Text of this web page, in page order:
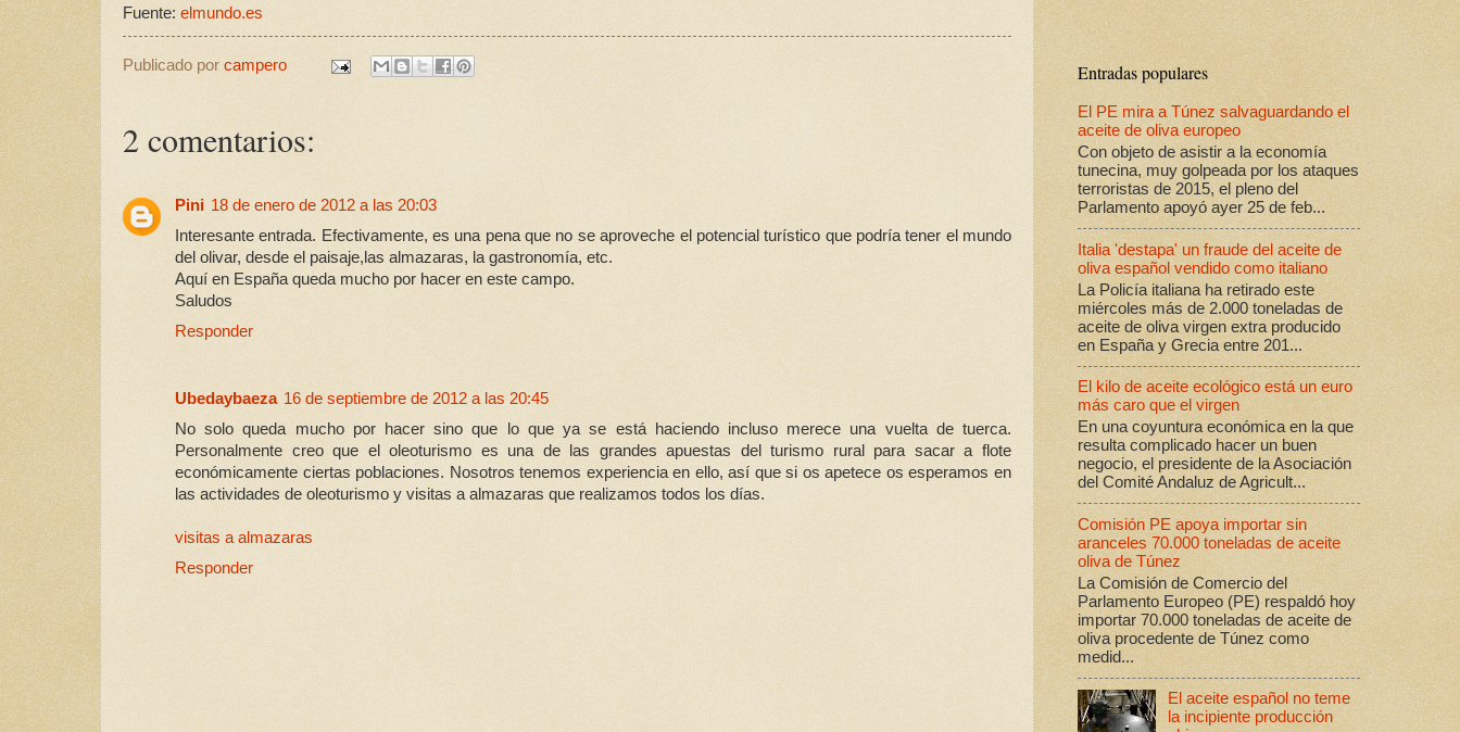
Fuente: elmundo.es
Publicado por campero
2 comentarios:
Pini 18 de enero de 2012 a las 20:03
Interesante entrada. Efectivamente, es una pena que no se aproveche el potencial turístico que podría tener el mundo
del olivar, desde el paisaje,las almazaras, la gastronomía, etc.
Aquí en España queda mucho por hacer en este campo.
Saludos
Responder
Ubedaybaeza 16 de septiembre de 2012 a las 20:45
No solo queda mucho por hacer sino que lo que ya se está haciendo incluso merece una vuelta de tuerca.
Personalmente creo que el oleoturismo es una de las grandes apuestas del turismo rural para sacar a flote
económicamente ciertas poblaciones. Nosotros tenemos experiencia en ello, así que si os apetece os esperamos en
las actividades de oleoturismo y visitas a almazaras que realizamos todos los días.
visitas a almazaras
Responder
Entradas populares
El PE mira a Túnez salvaguardando el
aceite de oliva europeo
Con objeto de asistir a la economía
tunecina, muy golpeada por los ataques
terroristas de 2015, el pleno del
Parlamento apoyó ayer 25 de feb...
Italia 'destapa' un fraude del aceite de
oliva español vendido como italiano
La Policía italiana ha retirado este
miércoles más de 2.000 toneladas de
aceite de oliva virgen extra producido
en España y Grecia entre 201...
El kilo de aceite ecológico está un euro
más caro que el virgen
En una coyuntura económica en la que
resulta complicado hacer un buen
negocio, el presidente de la Asociación
del Comité Andaluz de Agricult...
Comisión PE apoya importar sin
aranceles 70.000 toneladas de aceite
oliva de Túnez
La Comisión de Comercio del
Parlamento Europeo (PE) respaldó hoy
importar 70.000 toneladas de aceite de
oliva procedente de Túnez como
medid...
El aceite español no teme
la incipiente producción